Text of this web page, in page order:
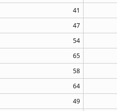
41
47
54
65
58
64
49